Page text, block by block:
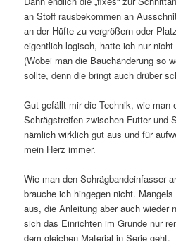
an Stoff rausbekommen an
an der Hüfte zu vergrößern oder
eigentlich logisch, hatte ich nur nicht
(Wobei man die Bauchänderung so
sollte, denn die bringt auch drüber
Gut gefällt mir die Technik, wie man
Schrägstreifen zwischen Futter und
nämlich wirklich gut aus und für
mein Herz immer.
Wie man den Schrägbandeinfasser
brauche ich hingegen nicht.
aus, die Anleitung aber auch wieder
sich das Einrichten im Grunde nur
dem gleichen Material in Serie geht.